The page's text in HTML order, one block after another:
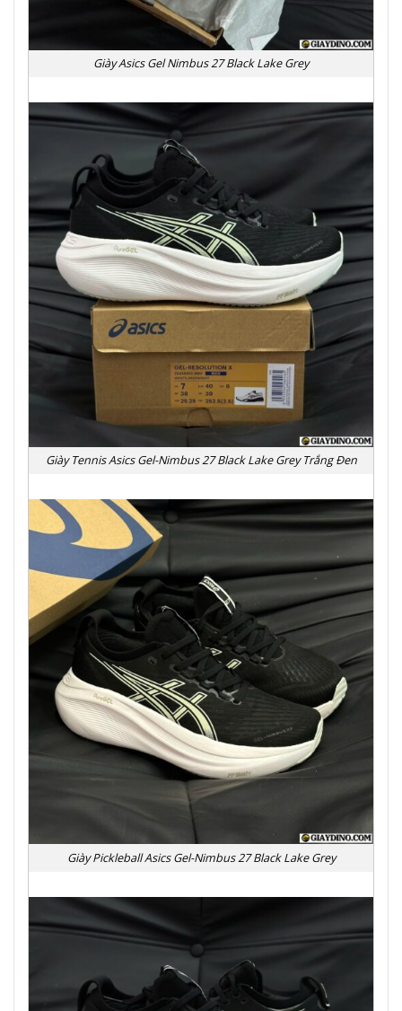
Giày Asics Gel Nimbus 27 Black Lake Grey
Giày Tennis Asics Gel-Nimbus 27 Black Lake Grey Trắng Đen
Giày Pickleball Asics Gel-Nimbus 27 Black Lake Grey